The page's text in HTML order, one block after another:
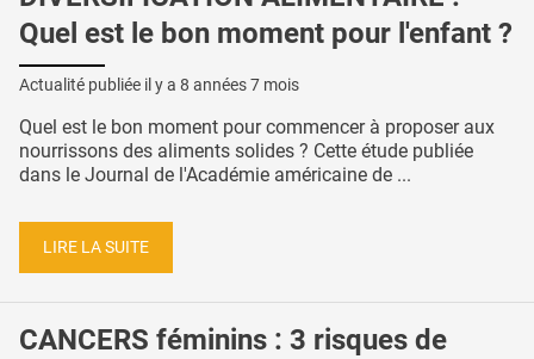
Quel est le bon moment pour l'enfant ?
Actualité publiée il y a 8 années 7 mois
Quel est le bon moment pour commencer à proposer aux
nourrissons des aliments solides ? Cette étude publiée
dans le Journal de l'Académie américaine de ...
LIRE LA SUITE
CANCERS féminins : 3 risques de